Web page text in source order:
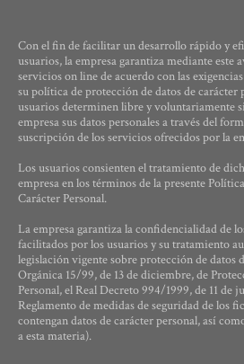
Con el fin de facilitar un desarrollo rápido y
usuarios, la empresa garantiza mediante este
servicios on line de acuerdo con las
su política de protección de datos de carácter
usuarios determinen libre y voluntariamente
empresa sus datos personales a través del
suscripción de los servicios ofrecidos por la
Los usuarios consienten el tratamiento de
empresa en los términos de la presente
Carácter Personal.
La empresa garantiza la confidencialidad de
facilitados por los usuarios y su tratamiento
legislación vigente sobre protección de datos
Orgánica 15/99, de 13 de diciembre, de
Personal, el Real Decreto 994/1999, de 11 de
Reglamento de medidas de seguridad de los
contengan datos de carácter personal, así
a esta materia).